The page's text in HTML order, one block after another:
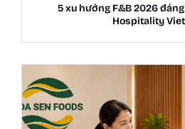
5 xu hướng F&B 2026
Hospitality